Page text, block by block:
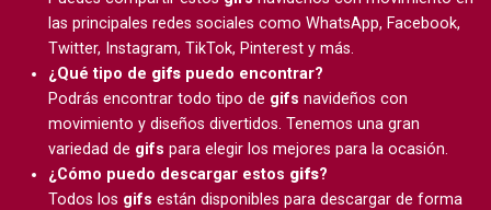
las principales redes sociales como WhatsApp, Facebook,
Twitter, Instagram, TikTok, Pinterest y más.
¿Qué tipo de gifs puedo encontrar?
Podrás encontrar todo tipo de gifs navideños con
movimiento y diseños divertidos. Tenemos una gran
variedad de gifs para elegir los mejores para la ocasión.
¿Cómo puedo descargar estos gifs?
Todos los gifs están disponibles para descargar de forma